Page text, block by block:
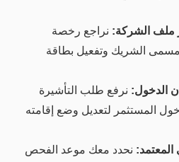
ملف الشركة: نراجع رخصة
مسمى الشريك وتفعيل بطاقة
الدخول: نرفع طلب التأشيرة
المستثمر لتعديل وضع إقامته
المعتمد: نحدد معك موعد الفحص